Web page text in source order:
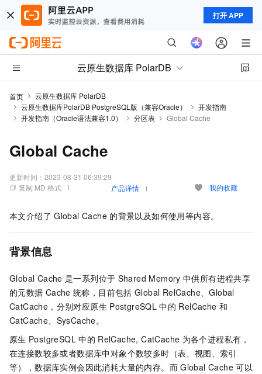
打开 APP
云原生数据库 PolarDB
首页
云原生数据库 PolarDB
云原生数据库PolarDB PostgreSQL版（兼容Oracle）
开发指南
开发指南（Oracle语法兼容1.0）
分区表 Global Cache
Global Cache
更新时间： 2023-08-31 06:39:29
复制 MD 格式
产品详情 我的收藏
本文介绍了 Global Cache 的背景以及如何使用等内容。
背景信息
Global Cache 是一系列位于 Shared Memory 中供所有进程共享
的元数据 Cache 统称，目前包括 Global RelCache、Global
CatCache，分别对应原生 PostgreSQL 中的 RelCache 和
CatCache、SysCache。
原生 PostgreSQL 中的 RelCache, CatCache 为各个进程私有，
在连接数较多或者数据库中对象个数较多时（表、视图、索引
等），数据库实例会因此消耗大量的内存。而 Global Cache 可以